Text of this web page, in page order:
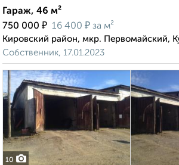
Гараж, 46 м²
750 000 ₽ 16 400 ₽ за м²
Кировский район, мкр. Первомайский,
Собственник, 17.01.2023
10